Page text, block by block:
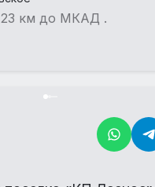
км до МКАД .